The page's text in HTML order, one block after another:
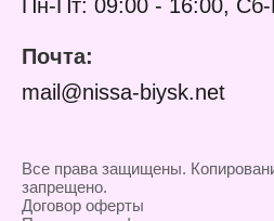
Пн-Пт: 09:00 - 16:00,
Почта:
mail@nissa-biysk.net
Все права защищены.
запрещено.
Договор оферты